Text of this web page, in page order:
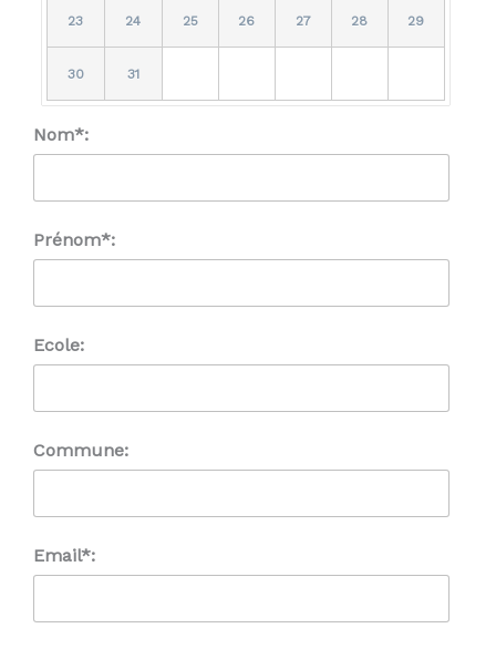
23 24 25 26 27 28 29
30 31
Nom*:
Prénom*:
Ecole:
Commune:
Email*: